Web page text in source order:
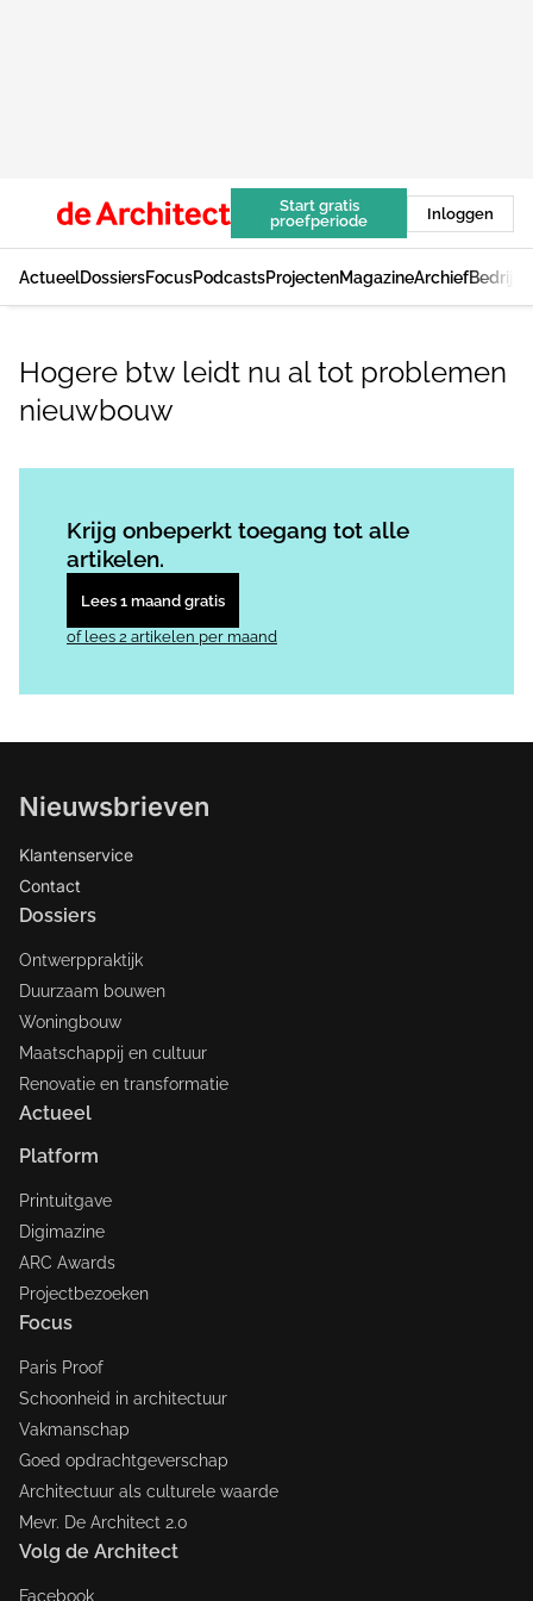
Start gratis
proefperiode
Inloggen
ActueelDossiersFocusPodcastsProjectenMagazineArchief
Hogere btw leidt nu al tot problemen
nieuwbouw
Krijg onbeperkt toegang tot alle
artikelen.
Lees 1 maand gratis
of lees 2 artikelen per maand
Nieuwsbrieven
Klantenservice
Contact
Dossiers
Ontwerppraktijk
Duurzaam bouwen
Woningbouw
Maatschappij en cultuur
Renovatie en transformatie
Actueel
Platform
Printuitgave
Digimazine
ARC Awards
Projectbezoeken
Focus
Paris Proof
Schoonheid in architectuur
Vakmanschap
Goed opdrachtgeverschap
Architectuur als culturele waarde
Mevr. De Architect 2.0
Volg de Architect
Facebook